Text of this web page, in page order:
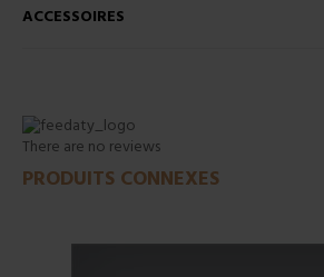
ACCESSOIRES
There are no reviews
PRODUITS CONNEXES